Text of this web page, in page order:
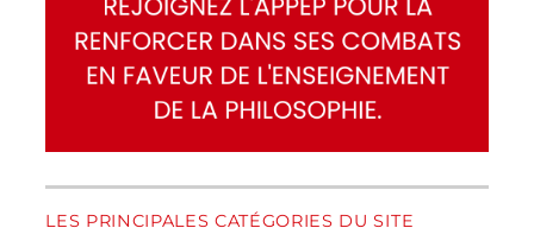
LES PRINCIPALES CATÉGORIES DU SITE